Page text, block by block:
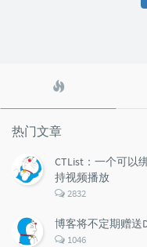
文
热门文章
CTList：一个可以
持视频播放
评
数：
2832
博客将不定期赠送
评
1046